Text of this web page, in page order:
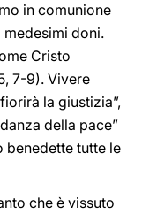
in comunione
doni.
Cristo
7-9). Vivere
la giustizia”,
della pace”
benedette tutte le
che è vissuto